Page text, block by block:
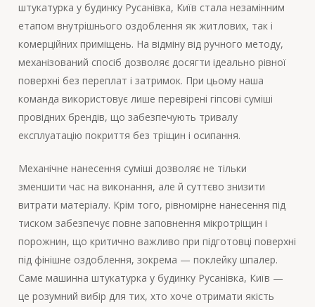
штукатурка у будинку Русанівка, Київ стала незамінним
етапом внутрішнього оздоблення як житлових, так і
комерційних приміщень. На відміну від ручного методу,
механізований спосіб дозволяє досягти ідеально рівної
поверхні без переплат і затримок. При цьому наша
команда використовує лише перевірені гіпсові суміші
провідних брендів, що забезпечують тривалу
експлуатацію покриття без тріщин і осипання.
Механічне нанесення суміші дозволяє не тільки
зменшити час на виконання, але й суттєво знизити
витрати матеріалу. Крім того, рівномірне нанесення під
тиском забезпечує повне заповнення мікротріщин і
порожнин, що критично важливо при підготовці поверхні
під фінішне оздоблення, зокрема — поклейку шпалер.
Саме машинна штукатурка у будинку Русанівка, Київ —
це розумний вибір для тих, хто хоче отримати якість